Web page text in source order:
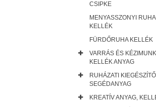
CSIPKE
MENYASSZONYI RUHA
KELLÉK
FÜRDŐRUHA KELLÉK
VARRÁS ÉS
KELLÉK ANYAG
RUHÁZATI
SEGÉDANYAG
KREATÍV ANYAG,